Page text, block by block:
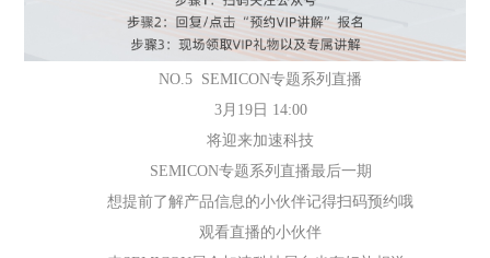
NO.5 SEMICON专题系列直播
3月19日 14:00
将迎来加速科技
SEMICON专题系列直播最后一期
想提前了解产品信息的小伙伴记得扫码预约哦
观看直播的小伙伴